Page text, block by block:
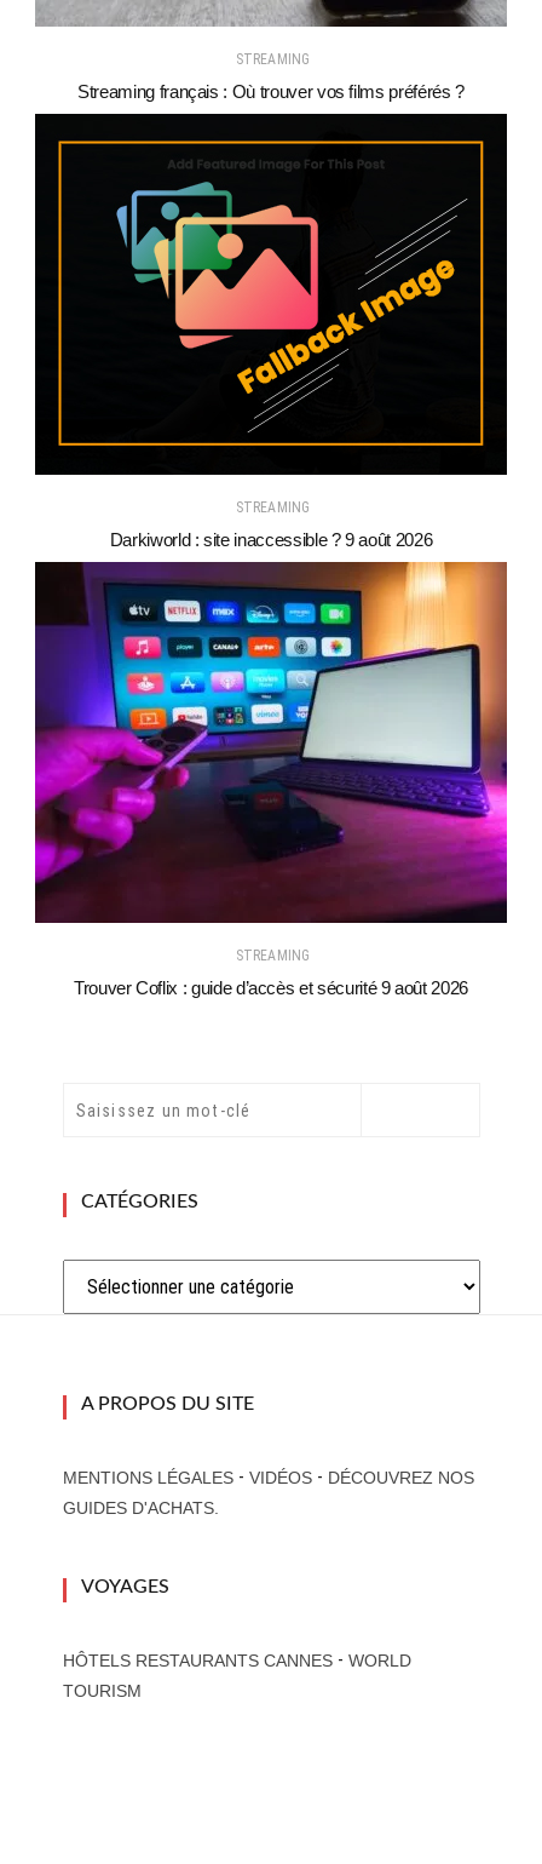
STREAMING
Streaming français : Où trouver vos films préférés ?
STREAMING
Darkiworld : site inaccessible ? 9 août 2026
STREAMING
Trouver Coflix : guide d’accès et sécurité 9 août 2026
CATÉGORIES
A PROPOS DU SITE
MENTIONS LÉGALES- VIDÉOS- DÉCOUVREZ NOS
GUIDES D'ACHATS.
VOYAGES
HÔTELS RESTAURANTS CANNES- WORLD
TOURISM